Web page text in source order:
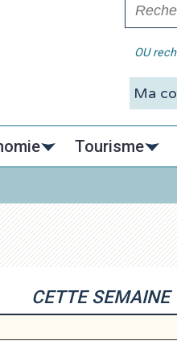
OU
Tourisme
CETTE SEMAINE